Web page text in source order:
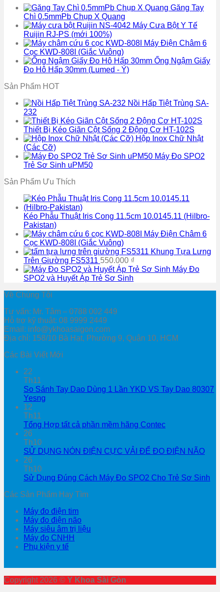
Găng Tay
Chì 0.5mmPb Chụp X Quang
Máy Cưa Bột Y Tế
Ruijin RJ-PS (mới 100%)
Máy Điện Châm 6
Cọc KWD-808I (Giắc Vuông)
Ống Ngậm Giấy
Đo Hô Hấp 30mm (Lumed - Ý)
Sản Phẩm HOT
Nồi Hấp Tiệt Trùng SA-
232
Thiết Bị Kéo Giãn Cột Sống 2 Động Cơ HT-102S
Hộp Inox Chữ Nhật
(Các Cỡ)
Máy Đo SPO2
Trẻ Sơ Sinh uPM50
Sản Phẩm Ưu Thích
Kéo Phẫu Thuật Iris Cong 11.5cm 10.0145.11 (Hilbro-
Pakistan)
Máy Điện Châm 6
Cọc KWD-808I (Giắc Vuông)
Khung Tựa Lưng
Trên Giường FS5311 550.000 ₫
Máy Đo
SPO2 và Huyết Áp Trẻ Sơ Sinh
Về Chúng Tôi
Tư vấn: Mr. Tâm – 0788 002 449
Hỗ trợ kỹ thuật: 08 9999 2449
Email: info@ykhoasaigon.com
Địa chỉ: 158/10 Bà Hạt, Phường 9, Quận 10, HCM
Các Bài Viết Mới
22
Th11
So Sánh Tay Dao Dùng 1 Lần YKD VS Tay Dao 80307
Yesng
12
Th11
Tổng Hợp tất cả phần mềm hãng Contec
26
Th10
SỬ DỤNG NÓN ĐIỆN CỰC VẢI ĐỂ ĐO ĐIỆN NÃO
26
Th10
Sử Dụng Đúng Cách Máy Đo SPO2 Cho Trẻ Sơ Sinh
Các Sản Phẩm Hay Tìm
Máy đo điện tim
Máy đo điện não
Máy siêu âm trị liệu
Máy đo CNHH
Phụ kiện y tế
Copyright 2026 © Y Khoa Sài Gòn